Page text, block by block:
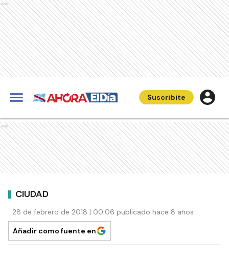
Ads
Suscribite
Ads
CIUDAD
28 de febrero de 2018 | 00:06 publicado hace 8 años
Añadir como fuente en